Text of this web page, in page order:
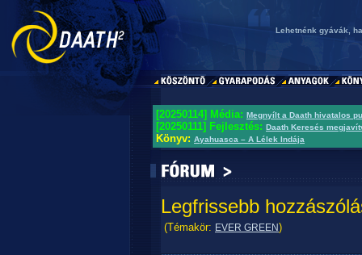
Lehetnénk gyávák,
[20250114] Média: Megnyílt a Daath hivatalos
[20250111] Fejlesztés: Daath Keresés
Könyv: Ayahuasca – A Lélek Indája
Legfrissebb
(Témakör: EVER GREEN)